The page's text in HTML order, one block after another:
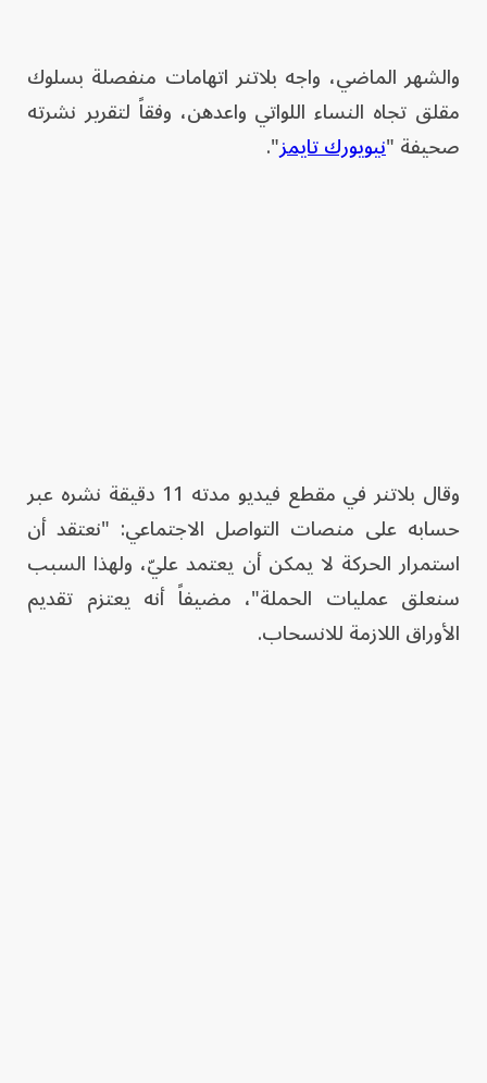
والشهر الماضي، واجه بلاتنر اتهامات منفصلة بسلوك
مقلق تجاه النساء اللواتي واعدهن، وفقاً لتقرير نشرته
صحيفة "نيويورك تايمز".
وقال بلاتنر في مقطع فيديو مدته 11 دقيقة نشره عبر
حسابه على منصات التواصل الاجتماعي: "نعتقد أن
استمرار الحركة لا يمكن أن يعتمد عليّ، ولهذا السبب
سنعلق عمليات الحملة"، مضيفاً أنه يعتزم تقديم
الأوراق اللازمة للانسحاب.